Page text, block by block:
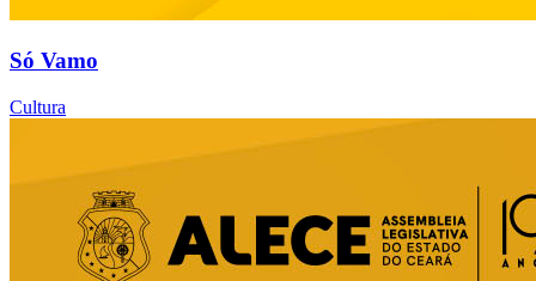
Só Vamo
Cultura